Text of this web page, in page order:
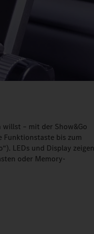
– mit der Show&Go
Funktionstaste bis zum
LEDs und Display zeigen
oder Memory-